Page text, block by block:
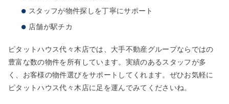
スタッフが物件探しを丁寧にサポート
店舗が駅チカ
ピタットハウス代々木店では、大手不動産グループならではの
豊富な数の物件を所有しています。実績のあるスタッフが多
く、お客様の物件選びをサポートしてくれます。ぜひお気軽に
ピタットハウス代々木店に足を運んでみてくださいね。